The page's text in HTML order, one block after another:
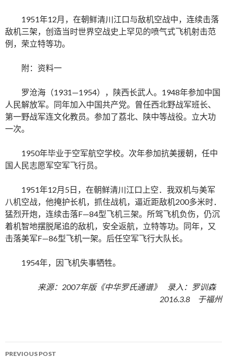
1951年12月，在朝鲜清川江口与敌机空战中，连续击落
敌机三架，创造当时世界空战史上罕见的喷气式飞机射击范
例，荣立特等功。
附：资料一
罗沧海（1931—1954），陕西长武人。1948年参加中国
人民解放军。同年加入中国共产党。曾任西北野战军班长、
第一野战军连文化教员。参加了荔北、陕中等战役。立大功
一次。
1950年毕业于空军航空学校。次年参加抗美援朝，任中
国人民志愿军空军飞行员。
1951年12月5日，在朝鲜清川江口上空．我双机与美军
八机空战，他掩护长机，抓住战机，逼近距敌机200多米时．
猛烈开炮，连续击落F—84型飞机三架。所驾飞机负伤，仍沉
着机智地摆脱尾追的敌机，安全返航，立特等功。同年，又
击落美军F—86型飞机一架。后任空军飞行大队长。
1954年，因飞机失事牺牲。
来源：2007年版《中华罗氏通谱》 录入：罗训森
2016.3.8 于福州
PREVIOUS POST